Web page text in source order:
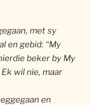
met sy
en gebid: “My
beker by My
wil nie, maar
en